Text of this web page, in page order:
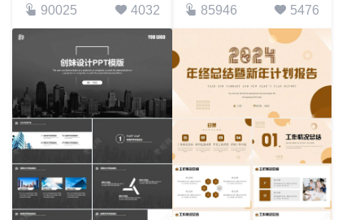
90025 4032 85946 5476